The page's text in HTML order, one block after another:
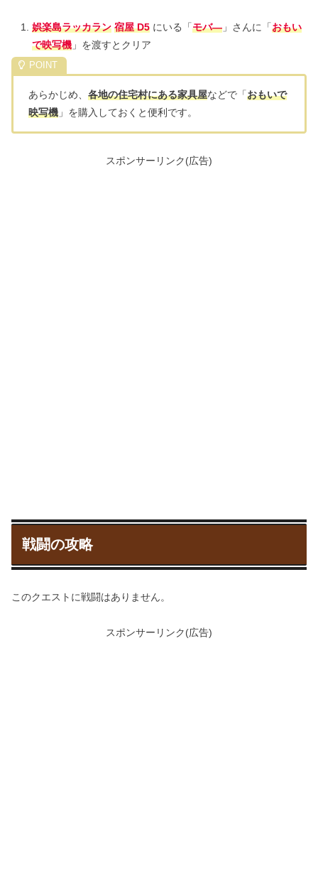
娯楽島ラッカラン 宿屋 D5にいる「モバ―」さんに「おもい
で映写機」を渡すとクリア
あらかじめ、 各地の住宅村にある家具屋などで「おもいで
映写機 」を購入しておくと便利です。
スポンサーリンク(広告)
戦闘の攻略
このクエストに戦闘はありません。
スポンサーリンク(広告)